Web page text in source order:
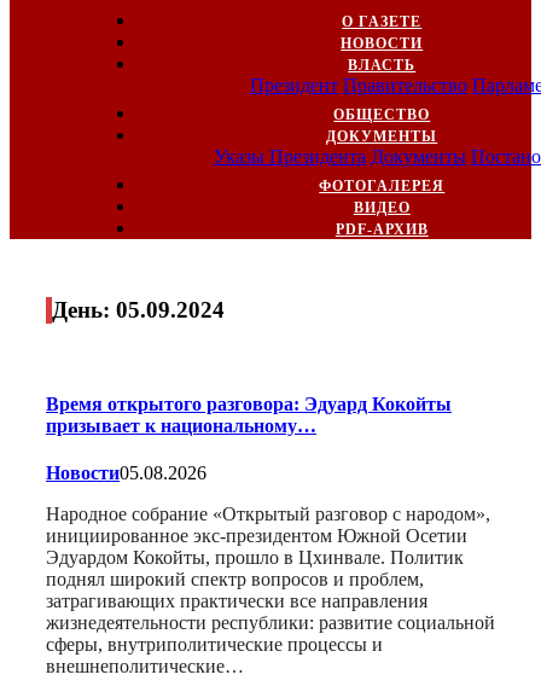
О ГАЗЕТЕ
НОВОСТИ
ВЛАСТЬ
Президент Правительство
ОБЩЕСТВО
ДОКУМЕНТЫ
Указы Президента Документы
ФОТОГАЛЕРЕЯ
ВИДЕО
PDF-АРХИВ
День: 05.09.2024
Время открытого разговора: Эдуард Кокойты
призывает к национальному…
Новости05.08.2026
Народное собрание «Открытый разговор с народом»,
инициированное экс-президентом Южной Осетии
Эдуардом Кокойты, прошло в Цхинвале. Политик
поднял широкий спектр вопросов и проблем,
затрагивающих практически все направления
жизнедеятельности республики: развитие социальной
сферы, внутриполитические процессы и
внешнеполитические…